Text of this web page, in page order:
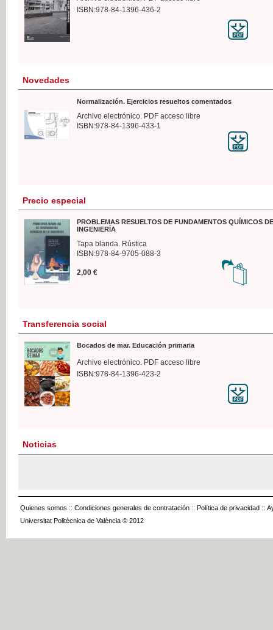
ISBN:978-84-1396-436-2
Novedades
Normalización. Ejercicios resueltos comentados
Archivo electrónico. PDF acceso libre
ISBN:978-84-1396-433-1
Precio especial
PROBLEMAS RESUELTOS DE FUNDAMENTOS QUÍMICOS
INGENIERÍA
Tapa blanda. Rústica
ISBN:978-84-9705-088-3
2,00 €
Transferencia social
Bocados de mar. Educación primaria
Archivo electrónico. PDF acceso libre
ISBN:978-84-1396-423-2
Noticias
Quienes somos :: Condiciones generales de contratación :: Política de privacidad ::
Universitat Politècnica de València © 2012